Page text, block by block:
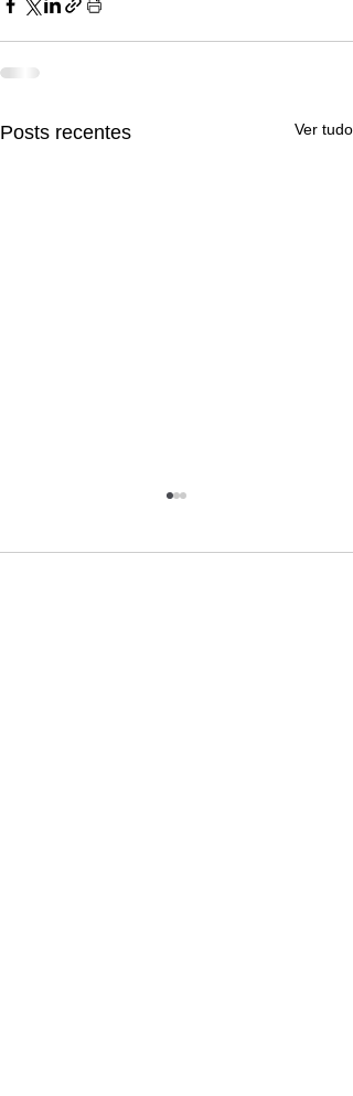
Posts recentes Ver tudo